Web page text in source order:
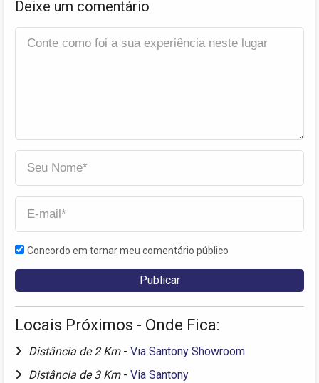
Deixe um comentário
Concordo em tornar meu comentário público
Locais Próximos - Onde Fica:
Distância de 2 Km - Via Santony Showroom
Distância de 3 Km - Via Santony